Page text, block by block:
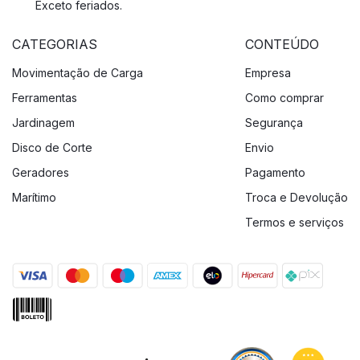
Exceto feriados.
CATEGORIAS
Movimentação de Carga
Ferramentas
Jardinagem
Disco de Corte
Geradores
Marítimo
CONTEÚDO
Empresa
Como comprar
Segurança
Envio
Pagamento
Troca e Devolução
Termos e serviços